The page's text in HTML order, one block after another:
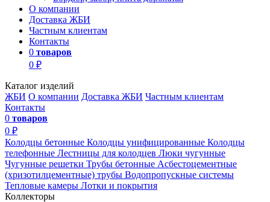
О компании
Доставка ЖБИ
Частным клиентам
Контакты
0 товаров
0 ₽
Каталог изделий
ЖБИ О компании Доставка ЖБИ Частным клиентам
Контакты
0 товаров
0 ₽
Колодцы бетонные Колодцы унифицированные Колодцы
телефонные Лестницы для колодцев Люки чугунные
Чугунные решетки Трубы бетонные Асбестоцементные
(хризотилцементные) трубы Водопропускные системы
Тепловые камеры Лотки и покрытия
Коллекторы